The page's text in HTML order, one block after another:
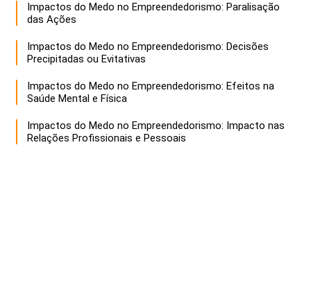
Impactos do Medo no Empreendedorismo: Paralisação
das Ações
Impactos do Medo no Empreendedorismo: Decisões
Precipitadas ou Evitativas
Impactos do Medo no Empreendedorismo: Efeitos na
Saúde Mental e Física
Impactos do Medo no Empreendedorismo: Impacto nas
Relações Profissionais e Pessoais